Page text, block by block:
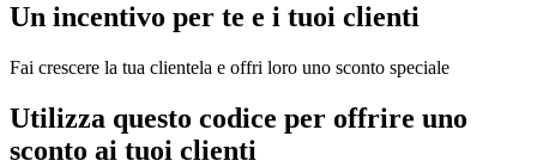
Un incentivo per te e i tuoi clienti
Fai crescere la tua clientela e offri loro uno sconto speciale
Utilizza questo codice per offrire uno
sconto ai tuoi clienti